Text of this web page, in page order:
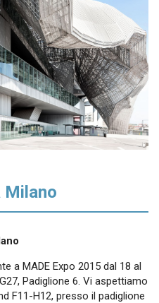
News
Eventi
Mostre
Rassegna stampa
Video
Novità dall’azienda
Più High Performance
Più Taglio Termico
S40 MA ricostruzione post
Milano
a MADE Expo 2015 dal 18 al
Padiglione 6. Vi aspettiamo
F11-H12, presso il padiglione